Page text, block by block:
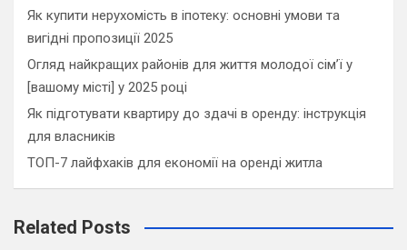
Як купити нерухомість в іпотеку: основні умови та
вигідні пропозиції 2025
Огляд найкращих районів для життя молодої сім’ї у
[вашому місті] у 2025 році
Як підготувати квартиру до здачі в оренду: інструкція
для власників
ТОП-7 лайфхаків для економії на оренді житла
Related Posts